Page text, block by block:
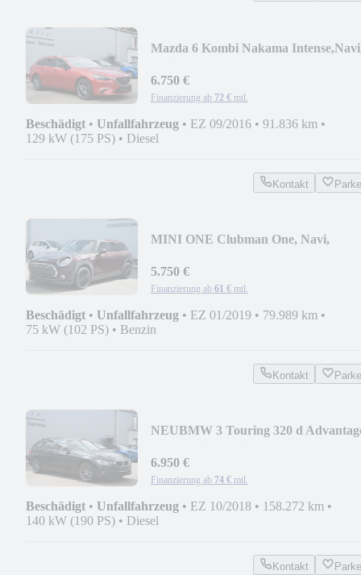
Mazda 6 Kombi Nakama
6.750 €
Finanzierung ab 72 € mtl.
Beschädigt • Unfallfahrzeug • EZ 09/2016 • 91.836 km •
129 kW (175 PS) • Diesel
Kontakt
MINI ONE Clubman One, Navi,
5.750 €
Finanzierung ab 61 € mtl.
Beschädigt • Unfallfahrzeug • EZ 01/2019 • 79.989 km •
75 kW (102 PS) • Benzin
Kontakt
NEUBMW 3 Touring 320 d
6.950 €
Finanzierung ab 74 € mtl.
Beschädigt • Unfallfahrzeug • EZ 10/2018 • 158.272 km •
140 kW (190 PS) • Diesel
Kontakt